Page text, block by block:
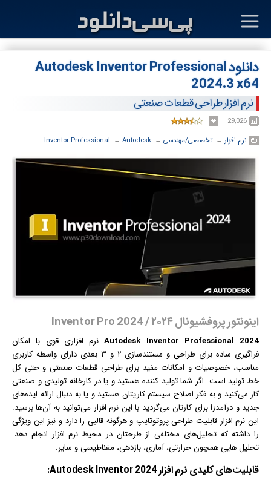
دانلود Autodesk Inventor Professional
2024.3 x64
نرم افزار طراحی قطعات صنعتی
29,026
نرم افزار ← ‏تخصصی/مهندسی ← ‏
Autodesk
← ‏
Inventor Professional
اینونتور پروفشیونال ۲۰۲۴ / Inventor Pro 2024
Autodesk Inventor Professional 2024 نرم افزاری قوی با امکان
فراگیری ساده برای طراحی و مستند
سازی ۲ و ۳ بعدی دارای واسطه کاربری
مناسب، خصوصیات و امکانات مفید برای طراحی قطعات صنعتی و حتی کل
خط تولید است. اگر شما تولید کننده هستید و یا در کارخانه تولیدی و صنعتی
کار می‌کنید و به فکر اصلاح سیستم کاریتان هستید و یا به دنبال ارائه ایده‌های
جدید و درآمدزا برای کارتان می‌گردید با این نرم افزار می‌توانید به آن‌ها برسید.
این نرم افزار قابلیت طراحی پروتوتایپ و هرگونه قالبی را دارد و نیز این ویژگی
را داشته که تحلیل‌های مختلفی از طرحتان در محیط نرم افزار انجام دهد.
تحلیل ‌هایی همچون حرارتی، آماری، بازدهی، مغناطیسی و سایر.
قابلیت‌‌های کلیدی نرم افزار